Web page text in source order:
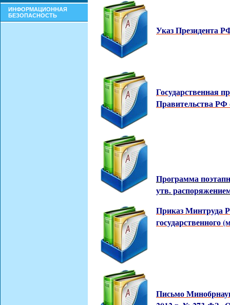
ИНФОРМАЦИОННАЯ
БЕЗОПАСНОСТЬ
Указ Президента
Государственная
Правительства РФ
Программа
утв.
Приказ Минтруда
государственного
Письмо